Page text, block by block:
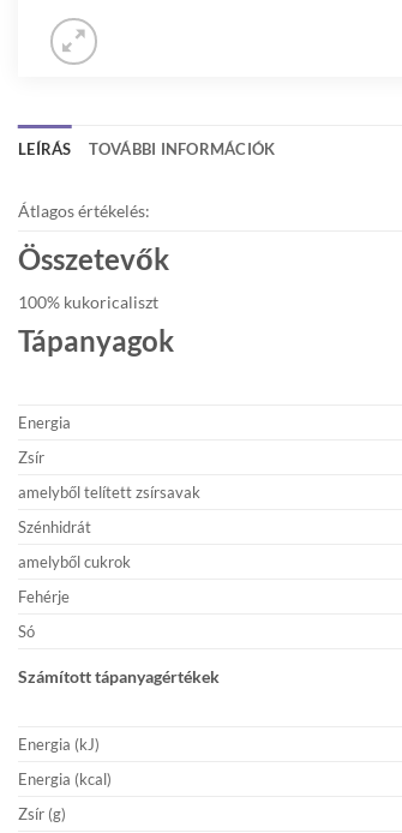
LEÍRÁS TOVÁBBI INFORMÁCIÓK
Átlagos értékelés:
Összetevők
100% kukoricaliszt
Tápanyagok
Energia
Zsír
amelyből telített zsírsavak
Szénhidrát
amelyből cukrok
Fehérje
Só
Számított tápanyagértékek
Energia (kJ)
Energia (kcal)
Zsír (g)